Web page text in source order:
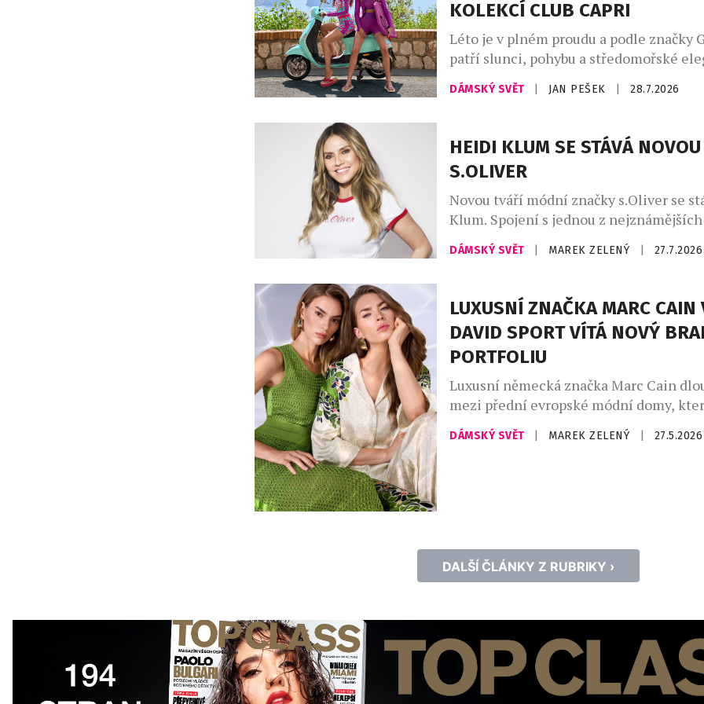
uvolněné siluety, široké kalhoty, lehce
KOLEKCÍ CLUB CAPRI
Léto je v plném proudu a podle značky
patří slunci, pohybu a středomořské
Kolekce Club Capri vás přenese na
ostrov, s jeho uvolněnou atmosférou a
kolekci najdete stylové modely na
pilates, fitness, stejně jako luxusní
resortwear – […]
DÁMSKÝ SVĚT JAN PEŠEK 28.7.2026
HEIDI KLUM SE STÁVÁ NOVOU
S.OLIVER
Novou tváří módní značky s.Oliver se
Klum. Spojení s jednou z nejznámějších
módního průmyslu upevňuje pozici
dostupné ležérní módy a přináší svěží
ikony Heidi Klum získává s.Oliver jednu
nejznámějších osobností světové módy.
snoubí globální charisma […]
DÁMSKÝ SVĚT MAREK ZELENÝ 27.7.2026
LUXUSNÍ ZNAČKA MARC CAIN
DAVID SPORT VÍTÁ NOVÝ
PORTFOLIU
Luxusní německá značka Marc Cain
mezi přední evropské módní domy,
současnou podobu ženské elegance.
precizního zpracování, inovativních
DÁMSKÝ SVĚT MAREK ZELENÝ 27.5.2026
DALŠÍ ČLÁNKY Z RUBRIKY ›